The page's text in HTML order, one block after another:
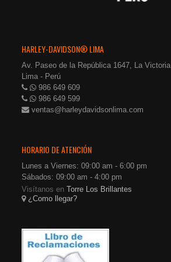
HARLEY-DAVIDSON® LIMA
Av. Paseo de la República 1647, La Victoria
Lima - Perú
986 649 609
986 649 599
ventas@harleydavidsonlima.com
HORARIO DE ATENCIÓN
Lunes a Viernes: 09:00 am - 6:00 pm
Sábados: 09:00 am - 4:00 pm
Visítanos enTorre Los Brillantes
¿Como llegar?